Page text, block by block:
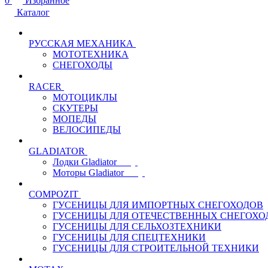
Каталог
РУССКАЯ МЕХАНИКА
МОТОТЕХНИКА
СНЕГОХОДЫ
RACER
МОТОЦИКЛЫ
СКУТЕРЫ
МОПЕДЫ
ВЕЛОСИПЕДЫ
GLADIATOR
Лодки Gladiator
Моторы Gladiator
COMPOZIT
ГУСЕНИЦЫ ДЛЯ ИМПОРТНЫХ СНЕГОХОДОВ
ГУСЕНИЦЫ ДЛЯ ОТЕЧЕСТВЕННЫХ
ГУСЕНИЦЫ ДЛЯ СЕЛЬХОЗТЕХНИКИ
ГУСЕНИЦЫ ДЛЯ СПЕЦТЕХНИКИ
ГУСЕНИЦЫ ДЛЯ СТРОИТЕЛЬНОЙ ТЕХНИКИ